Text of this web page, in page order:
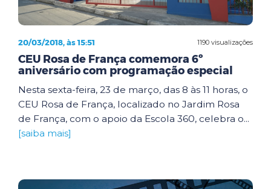
1190 visualizações
20/03/2018, às 15:51
CEU Rosa de França comemora 6º
aniversário com programação especial
Nesta sexta-feira, 23 de março, das 8 às 11 horas, o
CEU Rosa de França, localizado no Jardim Rosa
de França, com o apoio da Escola 360, celebra o...
[saiba mais]